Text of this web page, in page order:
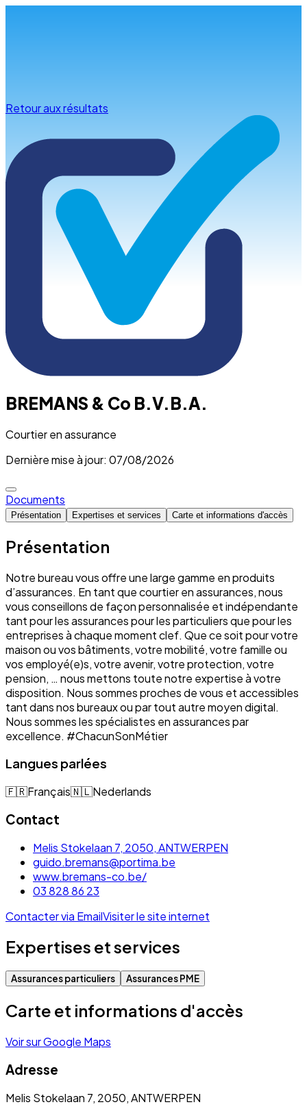
Retour aux résultats
BREMANS & Co B.V.B.A.
Courtier en assurance
Dernière mise à jour: 07/08/2026
Documents
Présentation Expertises et services Carte et informations d'accès
Présentation
Notre bureau vous offre une large gamme en produits
d’assurances. En tant que courtier en assurances, nous
vous conseillons de façon personnalisée et indépendante
tant pour les assurances pour les particuliers que pour les
entreprises à chaque moment clef. Que ce soit pour votre
maison ou vos bâtiments, votre mobilité, votre famille ou
vos employé(e)s, votre avenir, votre protection, votre
pension, … nous mettons toute notre expertise à votre
disposition. Nous sommes proches de vous et accessibles
tant dans nos bureaux ou par tout autre moyen digital.
Nous sommes les spécialistes en assurances par
excellence. #ChacunSonMétier
Langues parlées
🇫🇷Français🇳🇱Nederlands
Contact
Melis Stokelaan 7, 2050, ANTWERPEN
guido.bremans@portima.be
www.bremans-co.be/
03 828 86 23
Contacter via EmailVisiter le site internet
Expertises et services
Assurances particuliers Assurances PME
Carte et informations d'accès
Voir sur Google Maps
Adresse
Melis Stokelaan 7, 2050, ANTWERPEN